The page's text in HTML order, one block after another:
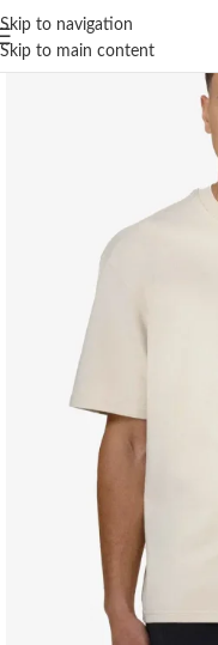
Skip to navigation
Skip to main content